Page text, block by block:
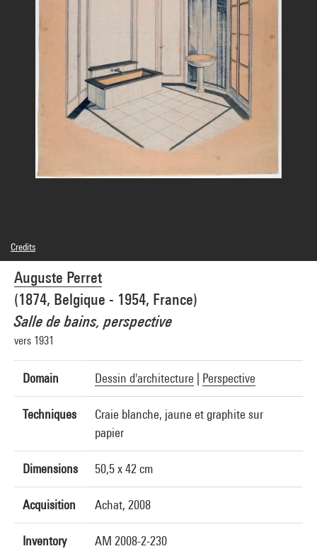
Auguste Perret
(1874, Belgique - 1954, France)
Salle de bains, perspective
vers 1931
Domain Dessin d'architecture Perspective
Techniques
Craie blanche, jaune et graphite sur
papier
Dimensions 50,5 x 42 cm
Acquisition Achat, 2008
Inventory
AM 2008-2-230
Credits
Domaine public
Photo credits : Centre Pompidou, MNAM-CCI/Jean-Claude Planchet/Dist.
GrandPalaisRmn
Image reference : 4N23654
Image presentation :GrandPalaisRmnPhoto